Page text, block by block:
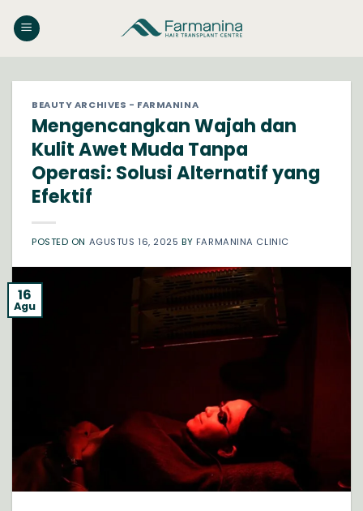
BEAUTY ARCHIVES - FARMANINA
Mengencangkan Wajah dan
Kulit Awet Muda Tanpa
Operasi: Solusi Alternatif yang
Efektif
POSTED ON AGUSTUS 16, 2025 BY FARMANINA CLINIC
16
Agu